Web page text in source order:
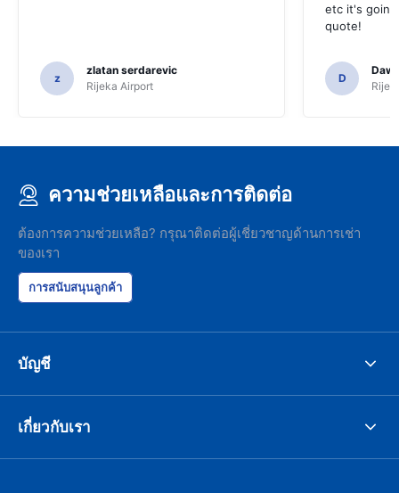
z
zlatan serdarevic
Rijeka Airport
etc it's
quote!
D
ความช่วยเหลือและการติดต่อ
ต้องการความช่วยเหลือ? กรุณาติดต่อผู้เชี่ยวชาญด้านการเช่า
ของเรา
การสนับสนุนลูกค้า
บัญชี
เกี่ยวกับเรา